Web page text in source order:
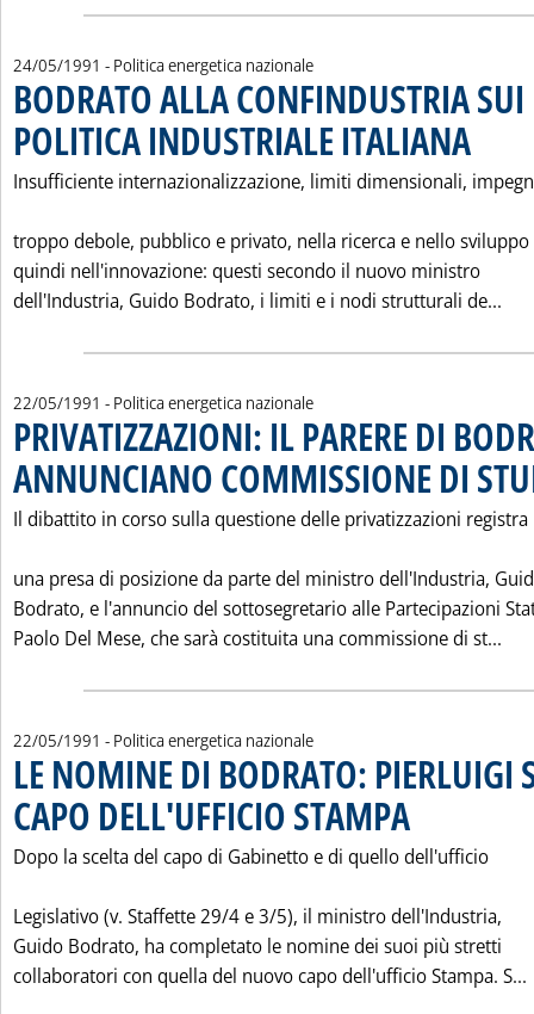
24/05/1991 - Politica energetica nazionale
BODRATO ALLA CONFINDUSTRIA
POLITICA INDUSTRIALE ITALIANA
Insufficiente internazionalizzazione, limiti dimensionali,
troppo debole, pubblico e privato, nella ricerca e nello sviluppo
quindi nell'innovazione: questi secondo il nuovo ministro
dell'Industria, Guido Bodrato, i limiti e i nodi strutturali de...
22/05/1991 - Politica energetica nazionale
PRIVATIZZAZIONI: IL PARERE DI
ANNUNCIANO COMMISSIONE DI
Il dibattito in corso sulla questione delle privatizzazioni registra
una presa di posizione da parte del ministro dell'Industria,
Bodrato, e l'annuncio del sottosegretario alle Partecipazioni
Paolo Del Mese, che sarà costituita una commissione di st...
22/05/1991 - Politica energetica nazionale
LE NOMINE DI BODRATO: PIERLUIGI
CAPO DELL'UFFICIO STAMPA
Dopo la scelta del capo di Gabinetto e di quello dell'ufficio
Legislativo (v. Staffette 29/4 e 3/5), il ministro dell'Industria,
Guido Bodrato, ha completato le nomine dei suoi più stretti
collaboratori con quella del nuovo capo dell'ufficio Stampa. S...